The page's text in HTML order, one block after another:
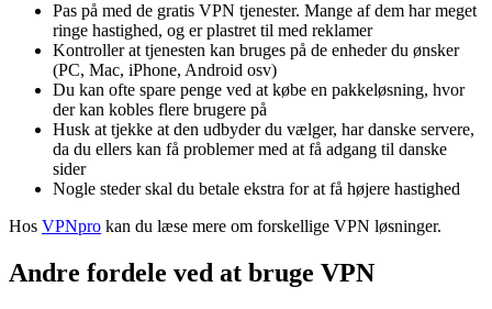
Pas på med de gratis VPN tjenester. Mange af dem har meget
ringe hastighed, og er plastret til med reklamer
Kontroller at tjenesten kan bruges på de enheder du ønsker
(PC, Mac, iPhone, Android osv)
Du kan ofte spare penge ved at købe en pakkeløsning, hvor
der kan kobles flere brugere på
Husk at tjekke at den udbyder du vælger, har danske servere,
da du ellers kan få problemer med at få adgang til danske
sider
Nogle steder skal du betale ekstra for at få højere hastighed
Hos VPNpro kan du læse mere om forskellige VPN løsninger.
Andre fordele ved at bruge VPN